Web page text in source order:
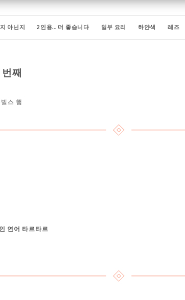
아닌지 2인용... 더 좋습니다 일부 요리 하얀색 레즈
째
스 햄
연어 타르타르